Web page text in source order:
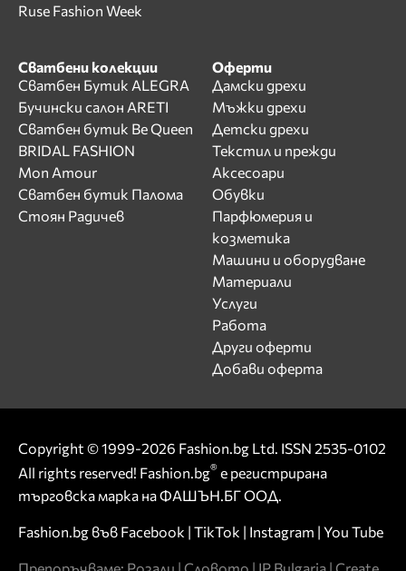
Ruse Fashion Week
Сватбени колекции
Сватбен Бутик ALEGRA
Бучински салон ARETI
Сватбен бутик Be Queen
BRIDAL FASHION
Mon Amour
Сватбен бутик Палома
Стоян Радичев
Оферти
Дамски дрехи
Мъжки дрехи
Детски дрехи
Текстил и прежди
Аксесоари
Обувки
Парфюмерия и
козметика
Машини и оборудване
Материали
Услуги
Работа
Други оферти
Добави оферта
Copyright © 1999-2026 Fashion.bg Ltd. ISSN 2535-0102
All rights reserved! Fashion.bg® е регистрирана
търговска марка на ФАШЪН.БГ ООД.
Fashion.bg във Facebook | TikTok | Instagram | You Tube